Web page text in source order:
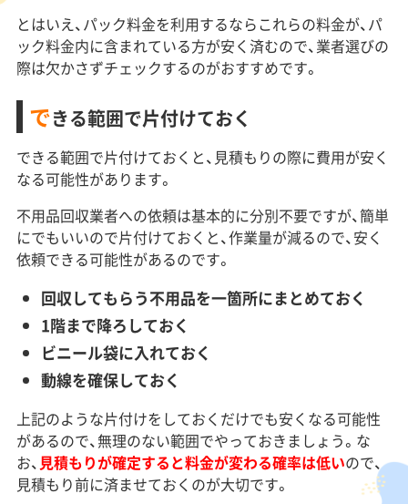
とはいえ、パック料金を利用するならこれらの料金が、パ
ック料金内に含まれている方が安く済むので、業者選びの
際は欠かさずチェックするのがおすすめです。
できる範囲で片付けておく
できる範囲で片付けておくと、見積もりの際に費用が安く
なる可能性があります。
不用品回収業者への依頼は基本的に分別不要ですが、簡単
にでもいいので片付けておくと、作業量が減るので、安く
依頼できる可能性があるのです。
回収してもらう不用品を一箇所にまとめておく
1階まで降ろしておく
ビニール袋に入れておく
動線を確保しておく
上記のような片付けをしておくだけでも安くなる可能性
があるので、無理のない範囲でやっておきましょう。な
お、 見積もりが確定すると料金が変わる確率は低いので、
見積もり前に済ませておくのが大切です。